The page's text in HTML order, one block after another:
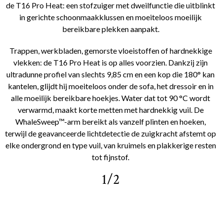
de T16 Pro Heat: een stofzuiger met dweilfunctie die uitblinkt
in gerichte schoonmaakklussen en moeiteloos moeilijk
bereikbare plekken aanpakt.
Trappen, werkbladen, gemorste vloeistoffen of hardnekkige
vlekken: de T16 Pro Heat is op alles voorzien. Dankzij zijn
ultradunne profiel van slechts 9,85 cm en een kop die 180° kan
kantelen, glijdt hij moeiteloos onder de sofa, het dressoir en in
alle moeilijk bereikbare hoekjes. Water dat tot 90 °C wordt
verwarmd, maakt korte metten met hardnekkig vuil. De
WhaleSweep™-arm bereikt als vanzelf plinten en hoeken,
terwijl de geavanceerde lichtdetectie de zuigkracht afstemt op
elke ondergrond en type vuil, van kruimels en plakkerige resten
tot fijnstof.
1/2